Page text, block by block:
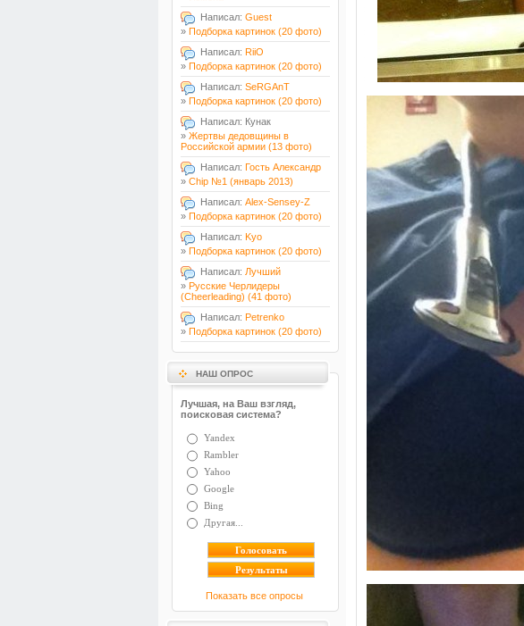
Написал: Guest
» Подборка картинок (20 фото)
Написал: RiiO
» Подборка картинок (20 фото)
Написал: SeRGAnT
» Подборка картинок (20 фото)
Написал: Кунак
» Жертвы дедовщины в
Российской армии (13 фото)
Написал: Гость Александр
» Chip №1 (январь 2013)
Написал: Alex-Sensey-Z
» Подборка картинок (20 фото)
Написал: Kyo
» Подборка картинок (20 фото)
Написал: Лучший
» Русские Черлидеры
(Cheerleading) (41 фото)
Написал: Petrenko
» Подборка картинок (20 фото)
НАШ ОПРОС
Лучшая, на Ваш взгляд,
поисковая система?
Yandex
Rambler
Yahoo
Google
Bing
Другая...
Показать все опросы